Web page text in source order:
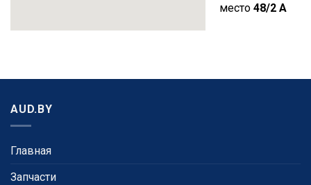
место 48/2 A
AUD.BY
Главная
Запчасти